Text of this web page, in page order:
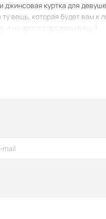
куртка для
вещь, которая будет вам к
не просто продаем вещи!